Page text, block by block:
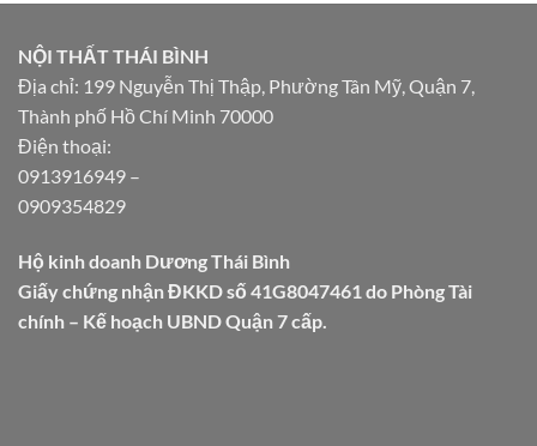
NỘI THẤT THÁI BÌNH
Địa chỉ: 199 Nguyễn Thị Thập, Phường Tân Mỹ, Quận 7,
Thành phố Hồ Chí Minh 70000
Điện thoại:
0913916949 –
0909354829
Hộ kinh doanh Dương Thái Bình
Giấy chứng nhận ĐKKD số 41G8047461 do Phòng Tài
chính – Kế hoạch UBND Quận 7 cấp.